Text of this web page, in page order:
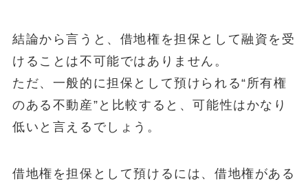
結論から言うと、借地権を担保として融資を受
けることは不可能ではありません。
ただ、一般的に担保として預けられる“所有権
のある不動産”と比較すると、可能性はかなり
低いと言えるでしょう。
借地権を担保として預けるには、借地権がある